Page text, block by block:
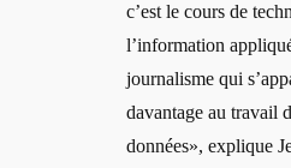
c’est le cours de
l’information
journalisme qui
davantage au travail
données», explique